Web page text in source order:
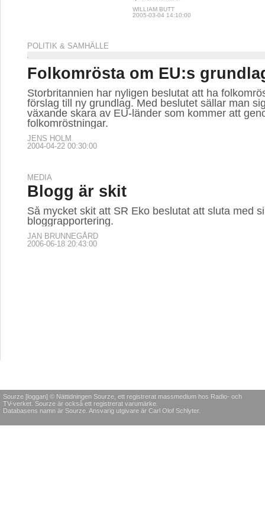
WILLIAM BUTT
2005-03-04 14:10:00
POLITIK & SAMHÄLLE
Folkomrösta om EU:s
Storbritannien har nyligen beslutat att ha
förslag till ny grundlag. Med beslutet sällar man
växande skara av EU-länder som kommer att
folkomröstningar.
JENS HOLM
2004-04-22 00:30:00
MEDIA
Blogg är skit
Så mycket skit att SR Eko beslutat att sluta med
bloggrapportering.
JAN BRUNNEGÅRD
2006-06-18 20:43:00
Sourze [loggan] © Nättidningen Sourze, ett registrerat massmedium hos Radio- och
TV-verket. Sourze är också ett registrerat varumärke.
Databasens namn är Sourze. Ansvarig utgivare är Carl Olof Schlyter.